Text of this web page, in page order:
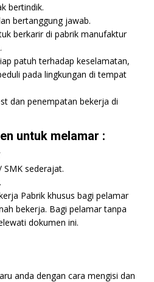
bertindik.
bertanggung jawab.
berkarir di pabrik manufaktur
patuh terhadap keselamatan,
pada lingkungan di tempat
dan penempatan bekerja di
untuk melamar :
SMK sederajat.
Pabrik khusus bagi pelamar
bekerja. Bagi pelamar tanpa
dokumen ini.
anda dengan cara mengisi dan